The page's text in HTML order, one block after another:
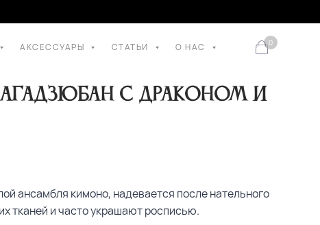
АКСЕССУАРЫ СТАТЬИ О НАС 0
с драконом и
ансамбля кимоно, надевается после нательного
тканей и часто украшают росписью.